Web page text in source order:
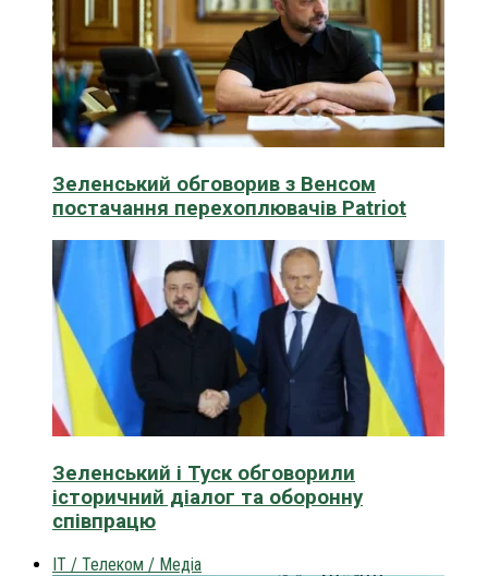
Зеленський обговорив з Венсом
постачання перехоплювачів Patriot
Зеленський і Туск обговорили
історичний діалог та оборонну
співпрацю
IT / Телеком / Медіа